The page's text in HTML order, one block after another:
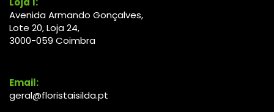
Avenida Armando Gonçalves,
Lote 20, Loja 24,
3000-059 Coimbra
Email:
geral@floristaisilda.pt